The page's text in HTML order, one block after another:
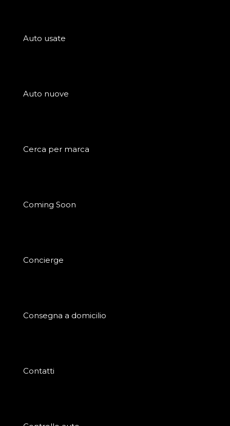
Auto usate
Auto nuove
Cerca per marca
Coming Soon
Concierge
Consegna a domicilio
Contatti